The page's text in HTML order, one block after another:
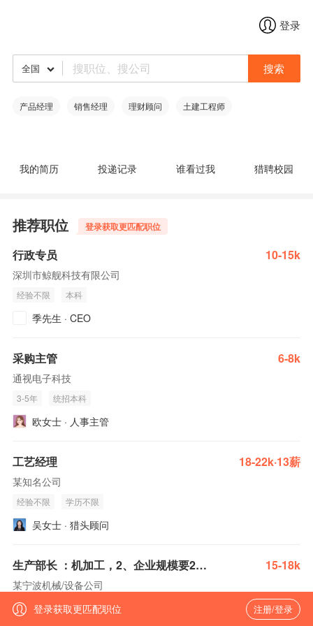
登录
全国 搜索
产品经理 销售经理 理财顾问 土建工程师
我的简历 投递记录 谁看过我 猎聘校园
推荐职位 登录获取更匹配职位
行政专员 10-15k
深圳市鲸舰科技有限公司
经验不限 本科
季先生 · CEO
采购主管 6-8k
通视电子科技
3-5年 统招本科
欧女士 · 人事主管
工艺经理 18-22k·13薪
某知名公司
经验不限 学历不限
吴女士 · 猎头顾问
生产部长 ：机加工，2、企业规模要200人以上的，一线到管理经验 15-18k
某宁波机械/设备公司
5-10年 大专
登录获取更匹配职位 注册/登录